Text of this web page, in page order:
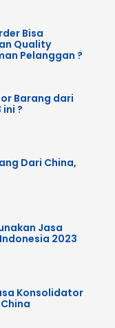
Bisa
Quality
Pelanggan ?
Barang dari
?
Dari China,
Jasa
2023
Konsolidator